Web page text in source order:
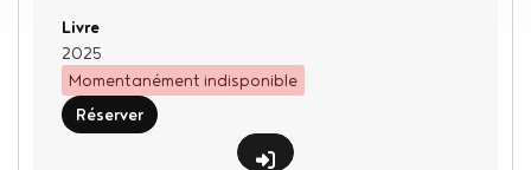
Type de support matériel
Livre
2025
Momentanément indisponible
Réserver